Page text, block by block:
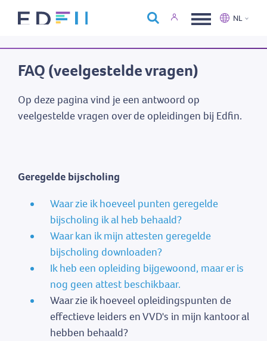
Over Edfin
Kalender
NL
FAQ (veelgestelde vragen)
Op deze pagina vind je een antwoord op
veelgestelde vragen over de opleidingen bij Edfin.
Geregelde bijscholing
Waar zie ik hoeveel punten geregelde
bijscholing ik al heb behaald?
Waar kan ik mijn attesten geregelde
bijscholing downloaden?
Ik heb een opleiding bijgewoond, maar er is
nog geen attest beschikbaar.
Waar zie ik hoeveel opleidingspunten de
effectieve leiders en VVD's in mijn kantoor al
hebben behaald?